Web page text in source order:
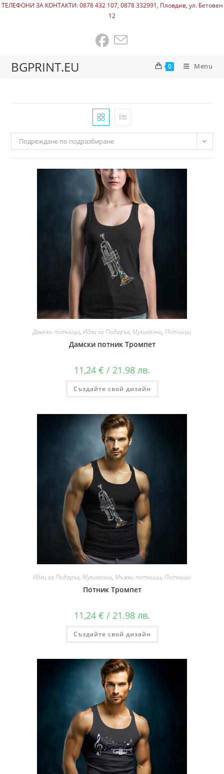
ТЕЛЕФОНИ ЗА КОНТАКТИ: 0878 432 107, 0878 332991, Пловдив, ул. Бетовен
12
BGPRINT.EU 0 Menu
Подреждане по подразбиране
Дамски потници, Идеи за Подарък, Музикални, Потници
Дамски потник Тромпет
11,24 € / 21.98 лв.
Създайте свой дизайн
Идеи за Подарък, Музикални, Мъжки потници, Потници
Потник Тромпет
11,24 € / 21.98 лв.
Създайте свой дизайн